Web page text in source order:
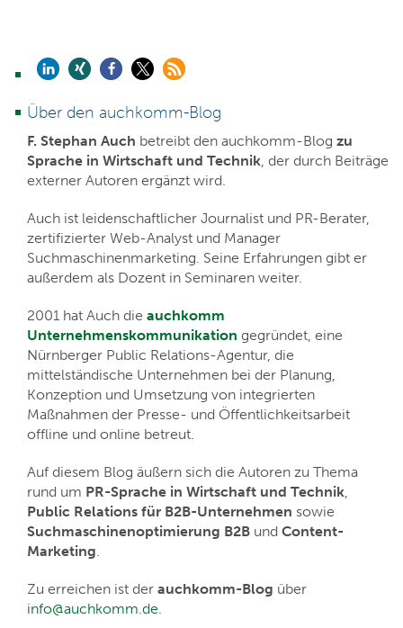
Über den auchkomm-Blog
F. Stephan Auch betreibt den auchkomm-Blog zu
Sprache in Wirtschaft und Technik, der durch Beiträge
externer Autoren ergänzt wird.
Auch ist leidenschaftlicher Journalist und PR-Berater,
zertifizierter Web-Analyst und Manager
Suchmaschinenmarketing. Seine Erfahrungen gibt er
außerdem als Dozent in Seminaren weiter.
2001 hat Auch die auchkomm
Unternehmenskommunikation gegründet, eine
Nürnberger Public Relations-Agentur, die
mittelständische Unternehmen bei der Planung,
Konzeption und Umsetzung von integrierten
Maßnahmen der Presse- und Öffentlichkeitsarbeit
offline und online betreut.
Auf diesem Blog äußern sich die Autoren zu Thema
rund um PR-Sprache in Wirtschaft und Technik,
Public Relations für B2B-Unternehmen sowie
Suchmaschinenoptimierung B2B und Content-
Marketing.
Zu erreichen ist der auchkomm-Blog über
info@auchkomm.de.